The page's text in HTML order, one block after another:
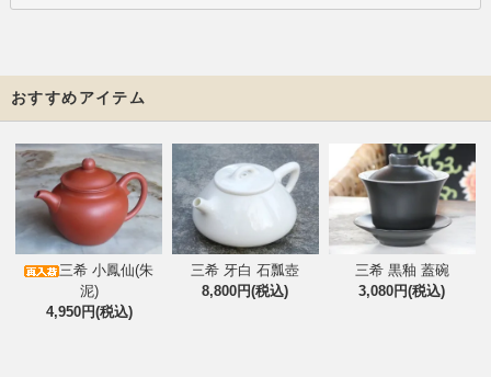
おすすめアイテム
三希 小鳳仙(朱
泥)
4,950円(税込)
三希 牙白 石瓢壺
8,800円(税込)
三希 黒釉 蓋碗
3,080円(税込)